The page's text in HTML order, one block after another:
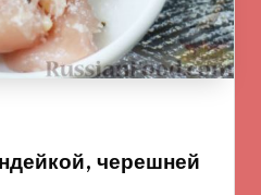
черешней